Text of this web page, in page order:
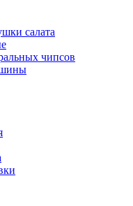
салата
чипсов